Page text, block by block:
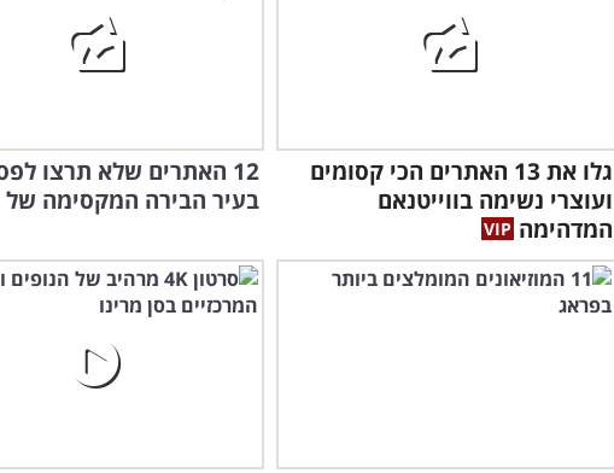
גלו את 13 האתרים הכי קסומים
ועוצרי נשימה בווייטנאם
המדהימה
12 האתרים שלא תרצו
בעיר הבירה המקסימה של